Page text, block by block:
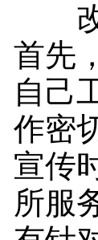
改
首先
自己
作密
宣传
所服